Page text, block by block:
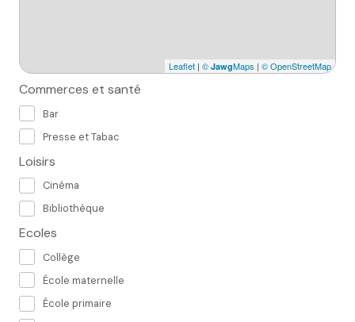
Leaflet | © JawgMaps | © OpenStreetMap
Commerces et santé
Bar
Presse et Tabac
Loisirs
Cinéma
Bibliothèque
Ecoles
Collège
École maternelle
École primaire